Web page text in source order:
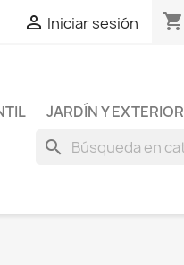
 Iniciar sesión shopping_cart
JARDÍN Y EXTERIOR
search